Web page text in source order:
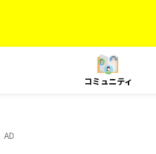
コミュニティ
AD